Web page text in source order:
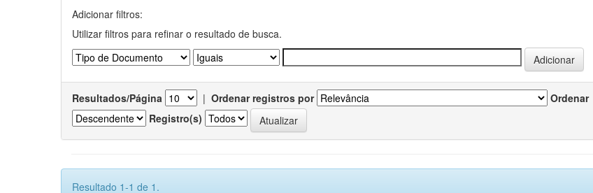
Adicionar filtros:
Utilizar filtros para refinar o resultado de busca.
Resultados/Página | Ordenar registros por
Ordenar
Registro(s)
Resultado 1-1 de 1.